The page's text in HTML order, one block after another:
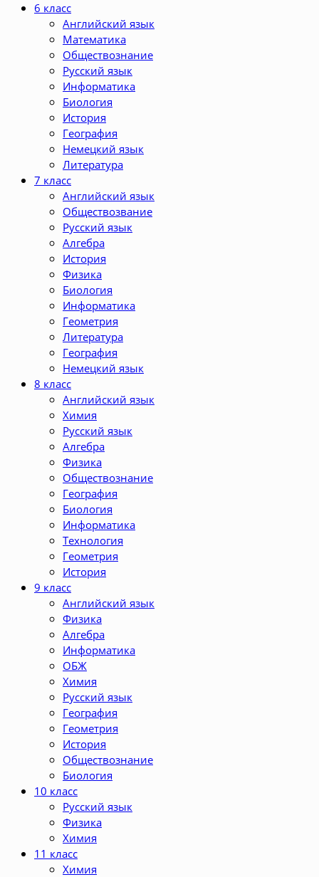
6 класс
Английский язык
Математика
Обществознание
Русский язык
Информатика
Биология
История
География
Немецкий язык
Литература
7 класс
Английский язык
Обществозвание
Русский язык
Алгебра
История
Физика
Биология
Информатика
Геометрия
Литература
География
Немецкий язык
8 класс
Английский язык
Химия
Русский язык
Алгебра
Физика
Обществознание
География
Биология
Информатика
Технология
Геометрия
История
9 класс
Английский язык
Физика
Алгебра
Информатика
ОБЖ
Химия
Русский язык
География
Геометрия
История
Обществознание
Биология
10 класс
Русский язык
Физика
Химия
11 класс
Химия